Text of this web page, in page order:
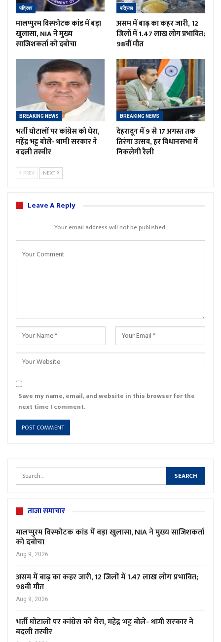
पत्रिका
मालप्पुरम विस्फोटक कांड में बड़ा
खुलासा, NIA ने मुख्य
साजिशकर्ता को दबोचा
पत्रिका
असम में बाढ़ का कहर जारी, 12
जिलों में 1.47 लाख लोग प्रभावित;
98वीं मौत
BREAKING NEWS
भर्ती घोटालों पर कांग्रेस को घेरा,
महेंद्र भट्ट बोले- धामी सरकार ने
बदली तस्वीर
BREAKING NEWS
देहरादून में 9 से 17 अगस्त तक
तिरंगा उत्सव, हर विधानसभा में
निकलेगी रैली
PREV NEXT
Leave A Reply
Your email address will not be published.
Save my name, email, and website in this browser for the
next time I comment.
ताजा समाचार
मालप्पुरम विस्फोटक कांड में बड़ा खुलासा, NIA ने मुख्य साजिशकर्ता
को दबोचा
Aug 9, 2026
असम में बाढ़ का कहर जारी, 12 जिलों में 1.47 लाख लोग प्रभावित;
98वीं मौत
Aug 9, 2026
भर्ती घोटालों पर कांग्रेस को घेरा, महेंद्र भट्ट बोले- धामी सरकार ने
बदली तस्वीर